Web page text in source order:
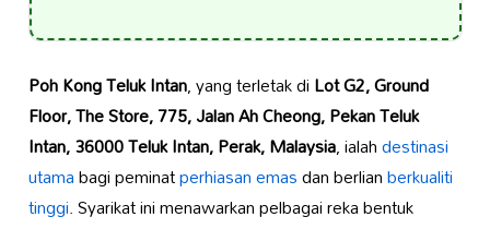
Poh Kong Teluk Intan, yang terletak diLot G2, Ground
Floor, The Store, 775, Jalan Ah Cheong, Pekan Teluk
Intan, 36000 Teluk Intan, Perak, Malaysia, ialahdestinasi
utamabagi peminatperhiasan emasdan berlianberkualiti
tinggi. Syarikat ini menawarkan pelbagai reka bentuk